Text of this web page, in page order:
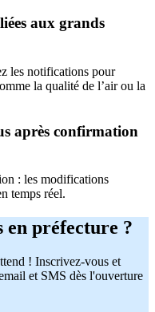
aux grands
les notifications pour
la qualité de l’air ou la
après confirmation
: les modifications
temps réel.
en préfecture ?
! Inscrivez-vous et
et SMS dès l'ouverture